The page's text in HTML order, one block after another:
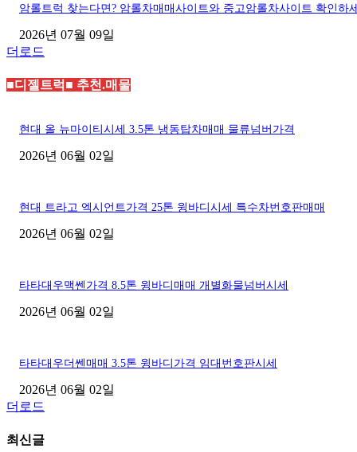
암롤트럭 찾는다면? 암롤차매매사이트와 중고암롤차사이트 확인하
2026년 07월 09일
더로드
■디젤트럭■ 추천.매물
현대 올 뉴마이티시세 3.5톤 냉동탑차매매 물류넘버가격
2026년 06월 02일
현대 트라고 엑시언트가격 25톤 윙바디시세 특수차번호판매매
2026년 06월 02일
타타대우맥쎈가격 8.5톤 윙바디매매 개별화물넘버시세
2026년 06월 02일
타타대우더쎈매매 3.5톤 윙바디가격 임대번호판시세
2026년 06월 02일
더로드
최신글